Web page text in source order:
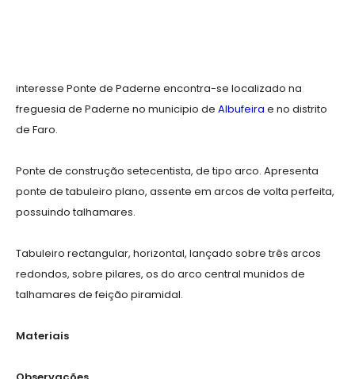
interesse Ponte de Paderne encontra-se localizado na
freguesia de Paderne no municipio de Albufeira e no distrito
de Faro.
Ponte de construção setecentista, de tipo arco. Apresenta
ponte de tabuleiro plano, assente em arcos de volta perfeita,
possuindo talhamares.
Tabuleiro rectangular, horizontal, lançado sobre três arcos
redondos, sobre pilares, os do arco central munidos de
talhamares de feição piramidal.
Materiais